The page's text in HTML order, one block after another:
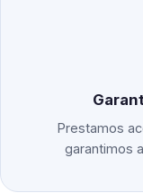
Prestamos
garantimos